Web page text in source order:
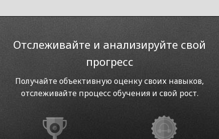
Отслеживайте и анализируйте свой
прогресс
Получайте объективную оценку своих навыков,
отслеживайте процесс обучения и свой рост.